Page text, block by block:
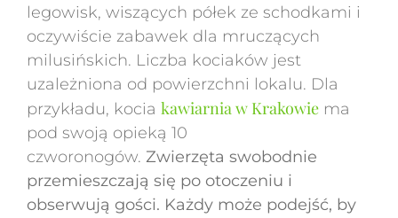
legowisk, wiszących półek ze schodkami i
oczywiście zabawek dla mruczących
milusińskich. Liczba kociaków jest
uzależniona od powierzchni lokalu. Dla
przykładu, kocia kawiarnia w Krakowie ma
pod swoją opieką 10
czworonogów. Zwierzęta swobodnie
przemieszczają się po otoczeniu i
obserwują gości. Każdy może podejść, by